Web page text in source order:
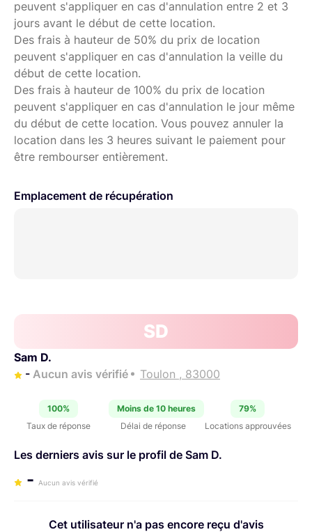
peuvent s'appliquer en cas d'annulation entre 2 et 3
jours avant le début de cette location.
Des frais à hauteur de 50% du prix de location
peuvent s'appliquer en cas d'annulation la veille du
début de cette location.
Des frais à hauteur de 100% du prix de location
peuvent s'appliquer en cas d'annulation le jour même
du début de cette location. Vous pouvez annuler la
location dans les 3 heures suivant le paiement pour
être rembourser entièrement.
Emplacement de récupération
SD
Sam D.
- Aucun avis vérifié Toulon , 83000
100%
Taux de réponse
Moins de 10 heures
Délai de réponse
79%
Locations approuvées
Les derniers avis sur le profil de Sam D.
- Aucun avis vérifié
Cet utilisateur n'a pas encore reçu d'avis